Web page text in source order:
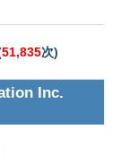
51,835次)
Inc.